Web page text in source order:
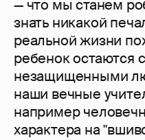
— что мы станем
знать никакой
реальной жизни
ребенок остаются
незащищенными
наши вечные
например
характера на